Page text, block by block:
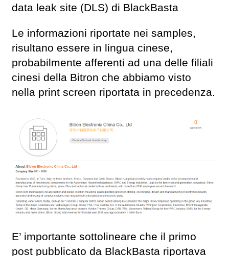
data leak site (DLS) di BlackBasta
Le informazioni riportate nei samples,
risultano essere in lingua cinese,
probabilmente afferenti ad una delle filiali
cinesi della Bitron che abbiamo visto
nella print screen riportata in precedenza.
E’ importante sottolineare che il primo
post pubblicato da BlackBasta riportava